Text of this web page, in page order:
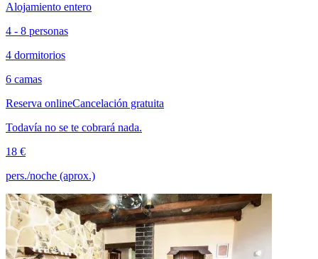
Alojamiento entero
4 - 8 personas
4 dormitorios
6 camas
Reserva onlineCancelación gratuita
Todavía no se te cobrará nada.
18 €
pers./noche (aprox.)